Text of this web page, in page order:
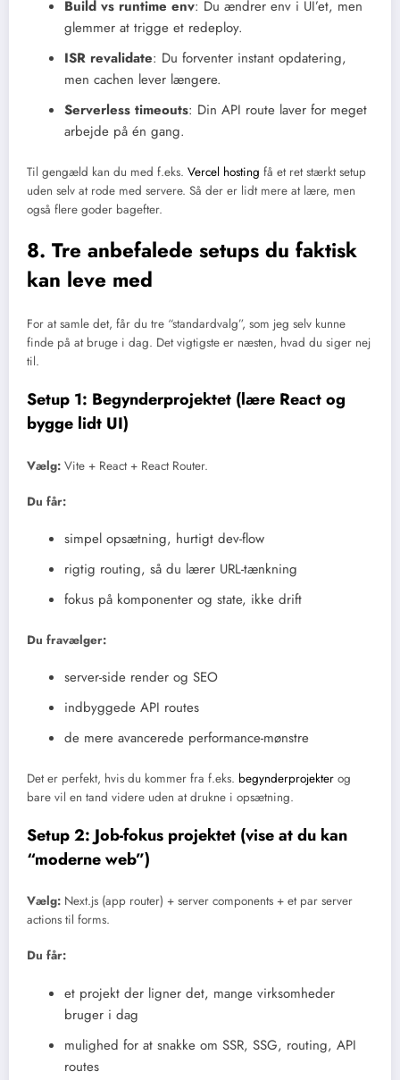
Build vs runtime env: Du ændrer env i UI’et, men
glemmer at trigge et redeploy.
ISR revalidate: Du forventer instant opdatering,
men cachen lever længere.
Serverless timeouts: Din API route laver for meget
arbejde på én gang.
Til gengæld kan du med f.eks. Vercel hosting få et ret stærkt setup
uden selv at rode med servere. Så der er lidt mere at lære, men
også flere goder bagefter.
8. Tre anbefalede setups du faktisk
kan leve med
For at samle det, får du tre “standardvalg”, som jeg selv kunne
finde på at bruge i dag. Det vigtigste er næsten, hvad du siger nej
til.
Setup 1: Begynderprojektet (lære React og
bygge lidt UI)
Vælg: Vite + React + React Router.
Du får:
simpel opsætning, hurtigt dev-flow
rigtig routing, så du lærer URL-tænkning
fokus på komponenter og state, ikke drift
Du fravælger:
server-side render og SEO
indbyggede API routes
de mere avancerede performance-mønstre
Det er perfekt, hvis du kommer fra f.eks. begynderprojekter og
bare vil en tand videre uden at drukne i opsætning.
Setup 2: Job-fokus projektet (vise at du kan
“moderne web”)
Vælg: Next.js (app router) + server components + et par server
actions til forms.
Du får:
et projekt der ligner det, mange virksomheder
bruger i dag
mulighed for at snakke om SSR, SSG, routing, API
routes